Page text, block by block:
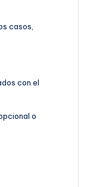
casos,
con el
o